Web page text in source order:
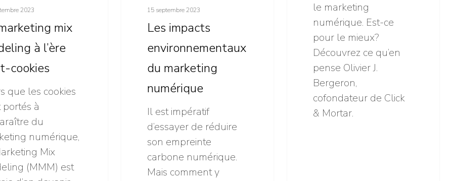
2023
mix
à l’ère
cookies
que les cookies
portés à
du
numérique,
Mix
(MMM) est
15 septembre 2023
Les impacts
environnementaux
du marketing
numérique
Il est impératif
d’essayer de réduire
son empreinte
carbone numérique.
Mais comment y
Québec
le marketing
numérique. Est-ce
pour le mieux?
Découvrez ce qu’en
pense Olivier J.
Bergeron,
cofondateur de Click
& Mortar.